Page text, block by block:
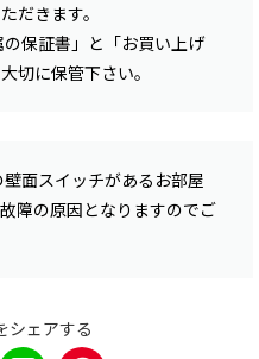
だきます。
保証書」と「お買い上げ
切に保管下さい。
面スイッチがあるお部屋
障の原因となりますのでご
シェアする